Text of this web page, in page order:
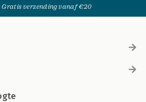
Gratis verzending vanaf €20